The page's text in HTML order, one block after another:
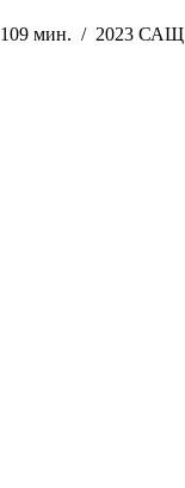
109 мин. / 2023 САЩ